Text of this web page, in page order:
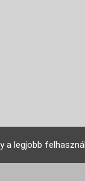
a legjobb